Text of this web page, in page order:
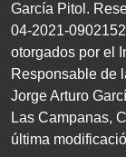
García Pitol.
04-2021-
otorgados por el
Responsable de
Jorge Arturo
Las Campanas,
última